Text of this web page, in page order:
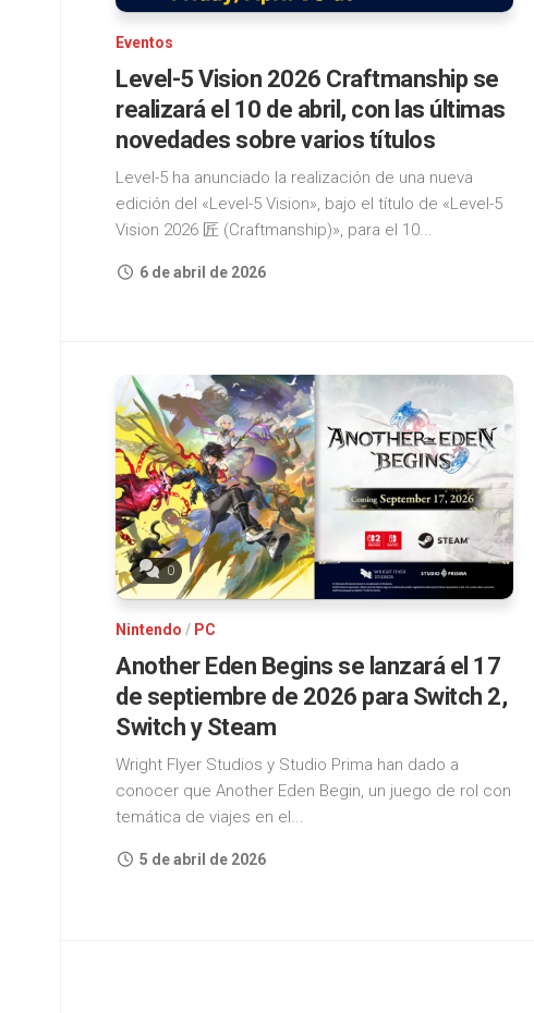
Eventos
Level-5 Vision 2026 Craftmanship se
realizará el 10 de abril, con las últimas
novedades sobre varios títulos
Level-5 ha anunciado la realización de una nueva
edición del «Level-5 Vision», bajo el título de «Level-5
Vision 2026 匠 (Craftmanship)», para el 10...
6 de abril de 2026
0
Nintendo / PC
Another Eden Begins se lanzará el 17
de septiembre de 2026 para Switch 2,
Switch y Steam
Wright Flyer Studios y Studio Prima han dado a
conocer que Another Eden Begin, un juego de rol con
temática de viajes en el...
5 de abril de 2026